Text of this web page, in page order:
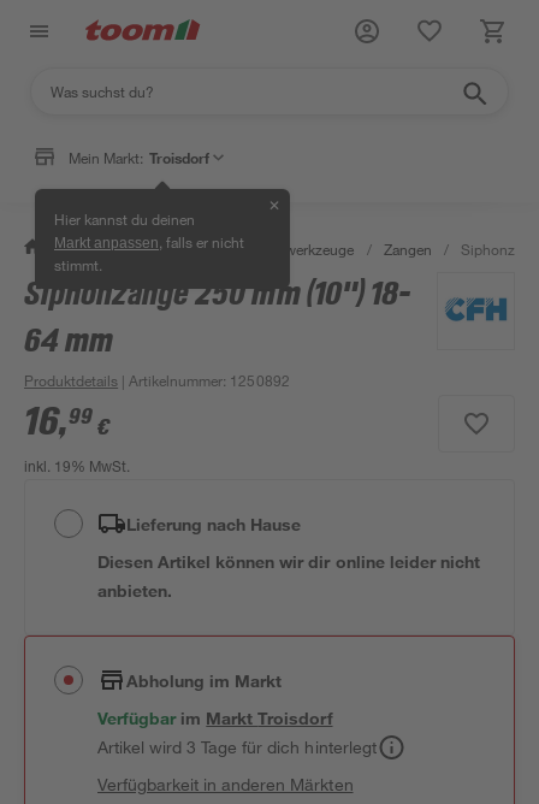
Mein Markt: Troisdorf
Hier kannst du deinen
Markt anpassen , falls er nicht
stimmt.
✕
/ Werkstatt & Maschinen / Handwerkzeuge / Zangen /
Siphonzange 250 mm (10") 18-
64 mm
Produktdetails | Artikelnummer: 1250892
16,99 €
inkl. 19% MwSt.
Lieferung nach Hause
Diesen Artikel können wir dir online leider nicht
anbieten.
Abholung im Markt
Verfügbar im MarktTroisdorf
Artikel wird 3 Tage für dich hinterlegt
Verfügbarkeit in anderen Märkten